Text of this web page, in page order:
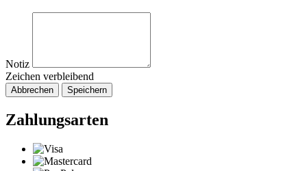
Notiz
Zeichen verbleibend
Abbrechen Speichern
Zahlungsarten